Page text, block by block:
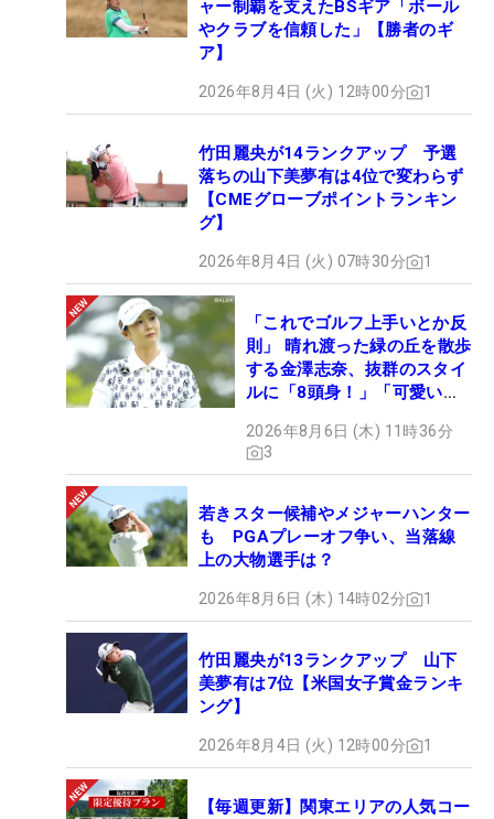
ャー制覇を支えたBSギア「ボール
やクラブを信頼した」【勝者のギ
ア】
2026年8月4日 (火) 12時00分 1
竹田麗央が14ランクアップ 予選
落ちの山下美夢有は4位で変わらず
【CMEグローブポイントランキン
グ】
2026年8月4日 (火) 07時30分 1
「これでゴルフ上手いとか反
則」 晴れ渡った緑の丘を散歩
する金澤志奈、抜群のスタイ
ルに「8頭身！」「可愛いに
2026年8月6日 (木) 11時36分
3
若きスター候補やメジャーハンター
も PGAプレーオフ争い、当落線
上の大物選手は？
2026年8月6日 (木) 14時02分 1
竹田麗央が13ランクアップ 山下
美夢有は7位【米国女子賞金ランキ
ング】
2026年8月4日 (火) 12時00分 1
【毎週更新】関東エリアの人気コー